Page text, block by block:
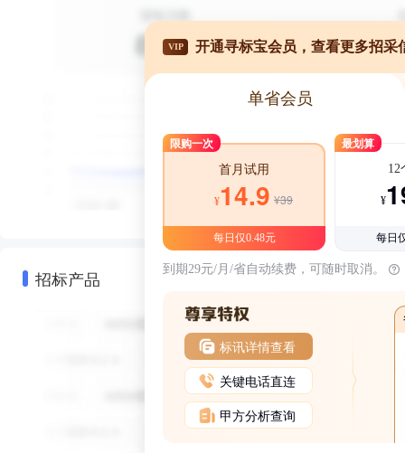
招标产品
VIP 开通寻标宝会员，查看更多招采
单省会员
限购一次
首月试用
¥14.9 ¥39
每日仅0.48元
最划算
12
¥
每日
到期29元/月/省自动续费，可随时取消。
标讯详情查看
关键电话直连
甲方分析查询